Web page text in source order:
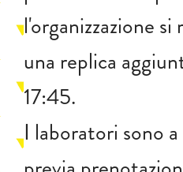
l'organizzazione
una replica
17:45.
I laboratori sono